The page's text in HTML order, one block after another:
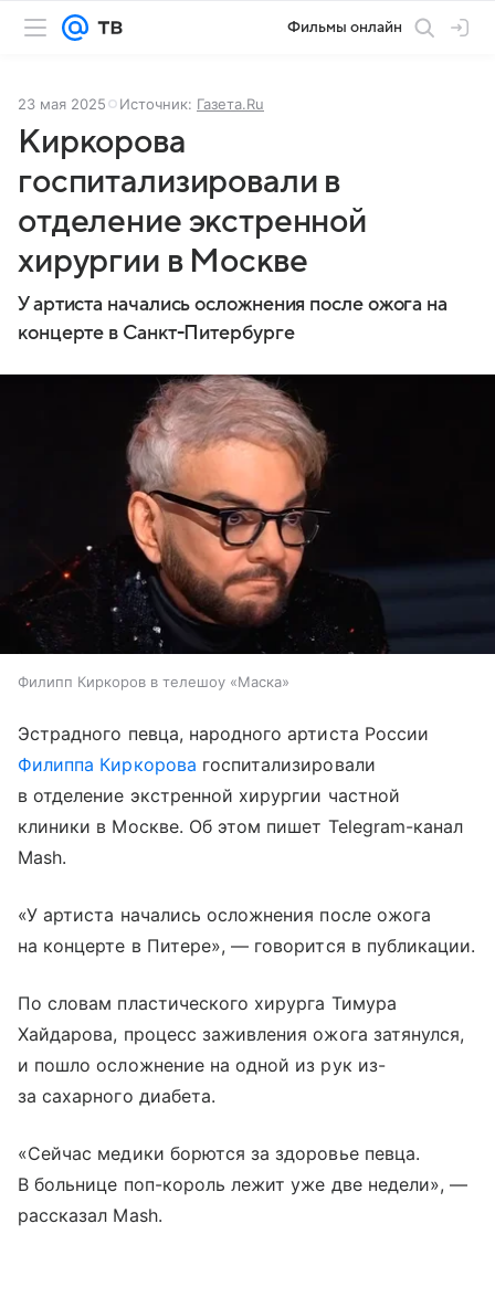
Фильмы онлайн
23 мая 2025 Источник: Газета.Ru
Киркорова
госпитализировали в
отделение экстренной
хирургии в Москве
У артиста начались осложнения после ожога на
концерте в Санкт-Питербурге
Филипп Киркоров в телешоу «Маска»
Эстрадного певца, народного артиста России
Филиппа Киркорова госпитализировали
в отделение экстренной хирургии частной
клиники в Москве. Об этом пишет Telegram-канал
Mash.
«У артиста начались осложнения после ожога
на концерте в Питере», — говорится в публикации.
По словам пластического хирурга Тимура
Хайдарова, процесс заживления ожога затянулся,
и пошло осложнение на одной из рук из-
за сахарного диабета.
«Сейчас медики борются за здоровье певца.
В больнице поп-король лежит уже две недели», —
рассказал Mash.